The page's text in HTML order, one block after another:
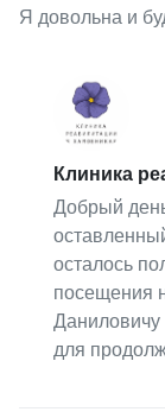
Я довольна и
Клиника
Добрый
осталось
посещения
для